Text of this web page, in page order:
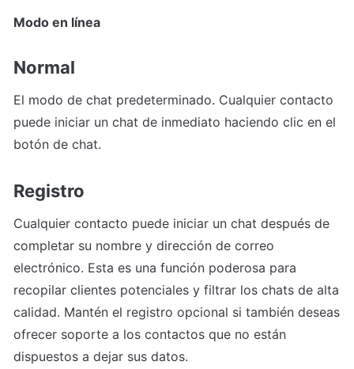
Modo en línea
Normal
El modo de chat predeterminado. Cualquier contacto
puede iniciar un chat de inmediato haciendo clic en el
botón de chat.
Registro
Cualquier contacto puede iniciar un chat después de
completar su nombre y dirección de correo
electrónico. Esta es una función poderosa para
recopilar clientes potenciales y filtrar los chats de alta
calidad. Mantén el registro opcional si también deseas
ofrecer soporte a los contactos que no están
dispuestos a dejar sus datos.